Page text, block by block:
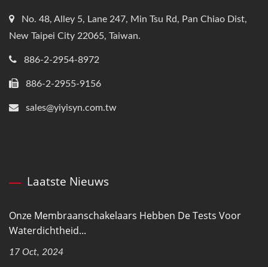
No. 48, Alley 5, Lane 247, Min Tsu Rd, Pan Chiao Dist,
New Taipei City 22065, Taiwan.
886-2-2954-8972
886-2-2955-9156
sales@yiyisyn.com.tw
Laatste Nieuws
Onze Membraanschakelaars Hebben De Tests Voor
Waterdichtheid...
17 Oct, 2024